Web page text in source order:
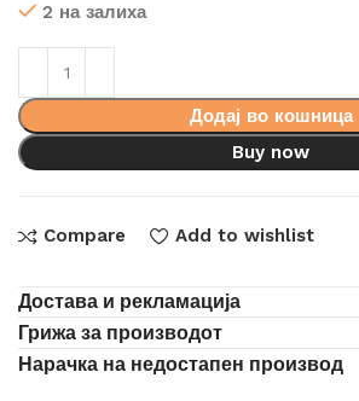
2 на залиха
Додај во кошница
Buy now
Compare Add to wishlist
Достава и рекламација
Грижа за производот
Нарачка на недостапен производ